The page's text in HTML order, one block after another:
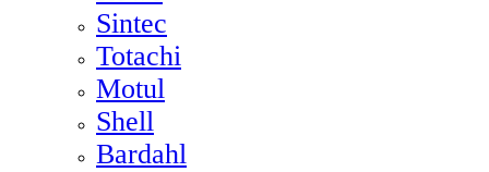
Sintec
Totachi
Motul
Shell
Bardahl